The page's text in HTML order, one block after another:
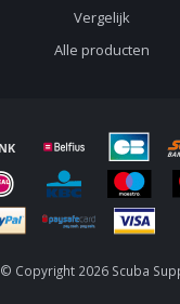
Vergelijk
Alle producten
© Copyright 2026 Scuba